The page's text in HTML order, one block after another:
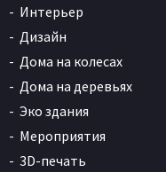
Интерьер
Дизайн
Дома на колесах
Дома на деревьях
Эко здания
Мероприятия
3D-печать